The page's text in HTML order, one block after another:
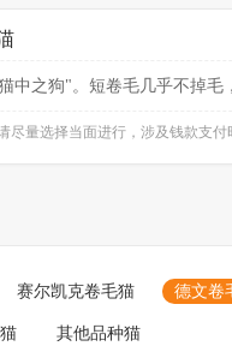
之狗"。短卷毛几乎不掉毛
量选择当面进行，涉及钱款支付
赛尔凯克卷毛猫 德文卷
其他品种猫